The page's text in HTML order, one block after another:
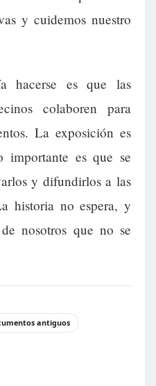
y cuidemos nuestro
hacerse es que las
colaboren para
La exposición es
es que se
y difundirlos a las
historia no espera, y
nosotros que no se
antiguos